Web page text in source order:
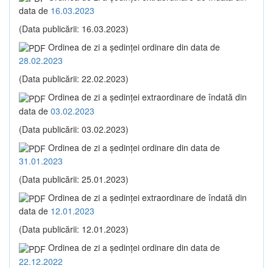
data de 16.03.2023
(Data publicării: 16.03.2023)
Ordinea de zi a şedinţei ordinare din data de
28.02.2023
(Data publicării: 22.02.2023)
Ordinea de zi a şedinţei extraordinare de îndată din
data de 03.02.2023
(Data publicării: 03.02.2023)
Ordinea de zi a şedinţei ordinare din data de
31.01.2023
(Data publicării: 25.01.2023)
Ordinea de zi a şedinţei extraordinare de îndată din
data de 12.01.2023
(Data publicării: 12.01.2023)
Ordinea de zi a şedinţei ordinare din data de
22.12.2022